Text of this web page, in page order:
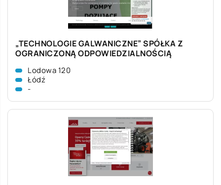
„TECHNOLOGIE GALWANICZNE” SPÓŁKA Z
OGRANICZONĄ ODPOWIEDZIALNOŚCIĄ
Lodowa 120
Łódź
-